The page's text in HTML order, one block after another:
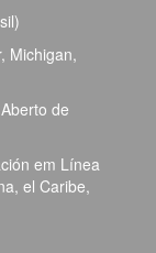
Michigan,
de
em Línea
el Caribe,